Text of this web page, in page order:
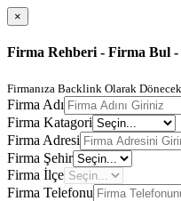
×
Firma Rehberi - Firma Bul -
Firmanıza Backlink Olarak
Firma Adı
Firma Katagori
Firma Adresi
Firma Şehir
Firma İlçe
Firma Telefonu